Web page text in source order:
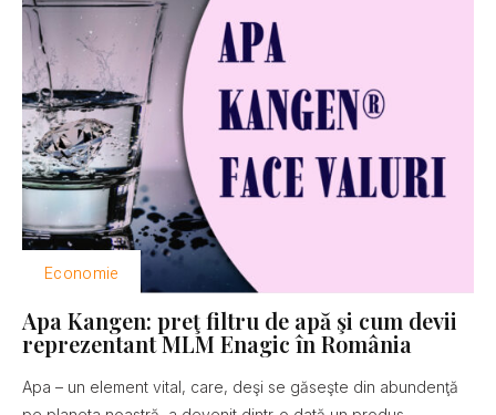
Economie
Apa Kangen: preţ filtru de apă şi cum devii
reprezentant MLM Enagic în România
Apa – un element vital, care, deşi se găseşte din abundenţă